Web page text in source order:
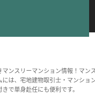
ンスリーマンション情報！マン
は、宅地建物取引士・マンシ
で単身赴任にも便利です。